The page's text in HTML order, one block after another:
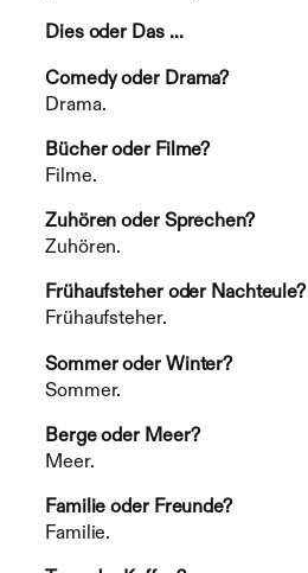
Dies oder Das …
Comedy oder Drama?
Drama.
Bücher oder Filme?
Filme.
Zuhören oder Sprechen?
Zuhören.
Frühaufsteher oder Nachteule?
Frühaufsteher.
Sommer oder Winter?
Sommer.
Berge oder Meer?
Meer.
Familie oder Freunde?
Familie.